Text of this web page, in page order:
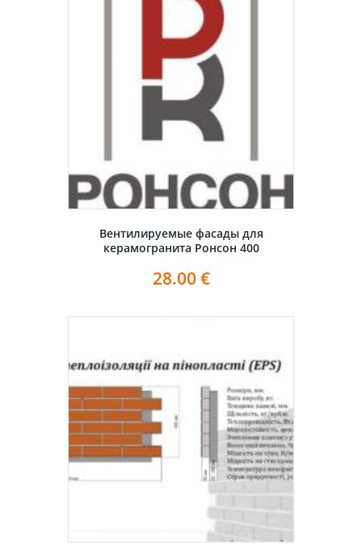
Вентилируемые фасады для
керамогранита Ронсон 400
28.00 €